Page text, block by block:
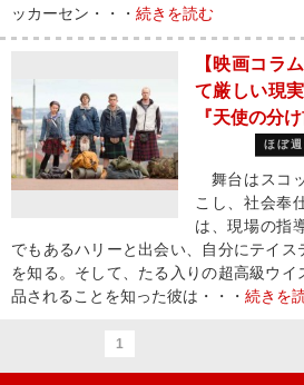
ッカーセン・・・ 続きを読む
【映画コラ
て厳しい現
『天使の分け
ほぼ
舞台はスコ
こし、社会奉
は、現場の指
でもあるハリーと出会い、自分にテイス
を知る。そして、たる入りの超高級ウイ
品されることを知った彼は・・・ 続きを
1